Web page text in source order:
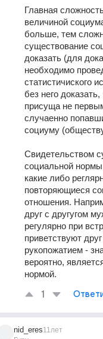
Главная
величиной
больше, тем
существование
доказать (для
необходимо
статистичиского
без него
присуща не
случаенно
социуму
Свидетельством
социальной
какие либо
повторяющиеся
отношения.
друг с другугом
регулярно при
приветствуют
рукопожатием -
вероятно,
нормой.
1
nid_eres11лет